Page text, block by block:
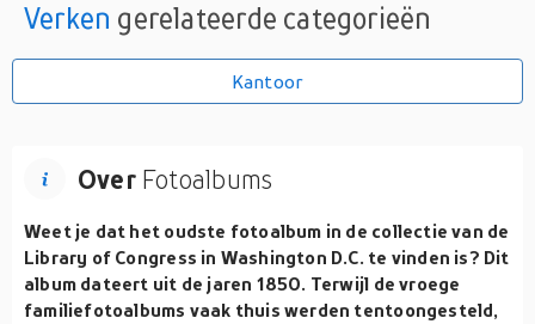
Verken gerelateerde categorieën
Kantoor
OverFotoalbums
Weet je dat het oudste fotoalbum in de collectie van de
Library of Congress in Washington D.C. te vinden is? Dit
album dateert uit de jaren 1850. Terwijl de vroege
familiefotoalbums vaak thuis werden tentoongesteld,